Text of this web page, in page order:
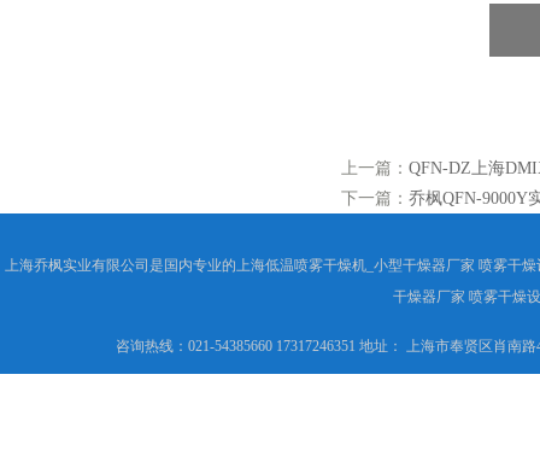
上一篇： QFN-DZ上海
下一篇： 乔枫QFN-9000Y
上海乔枫实业有限公司是国内专业的上海低温喷雾干燥机_小型干燥器厂家 喷雾干
干燥器厂家 喷雾干燥
咨询热线：021-54385660 17317246351 地址： 上海市奉贤区肖南